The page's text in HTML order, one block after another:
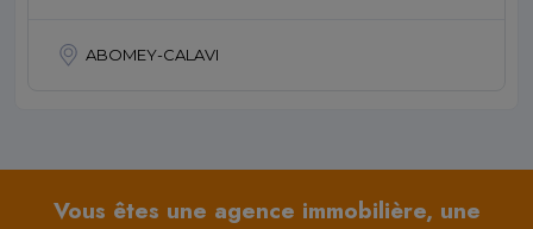
ABOMEY-CALAVI
Vous êtes une agence immobilière, une